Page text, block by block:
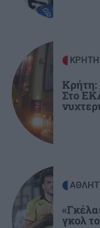
Η εβδομαδιαία
Στο επίκεντρο
προστασία
ΚΡΗΤΗ
Κρήτη:
Στο
γκολ